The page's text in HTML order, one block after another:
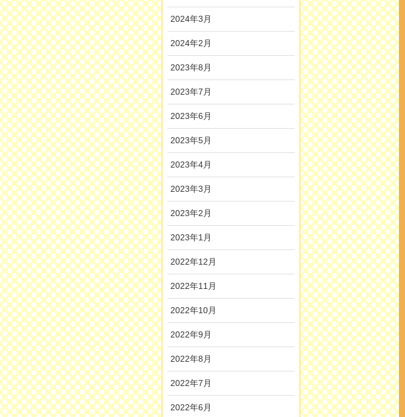
2024年3月
2024年2月
2023年8月
2023年7月
2023年6月
2023年5月
2023年4月
2023年3月
2023年2月
2023年1月
2022年12月
2022年11月
2022年10月
2022年9月
2022年8月
2022年7月
2022年6月